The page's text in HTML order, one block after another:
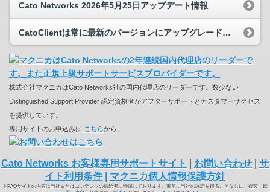
Cato Networks 2026年5月25日アップデート情報
CatoClientは常に最新のバージョンにアップグレードされますか？
株式会社マクニカはCato Networks社の国内代理店のリーダーです。数少ない
Distinguished Support Provider 認定資格者がアフターサポートとカスタマーサクセス
を提供していす。
専用サイトのお申込みは こちらから。
Cato Networks お客様専用サポートサイト お問い合わせ
サ
イト利用条件| マクニカ個人情報保護方針
本FAQサイトの内容は当社またはコンテンツの供給者に帰属しております。事前に当社の許諾を得ることなしに、複製、転